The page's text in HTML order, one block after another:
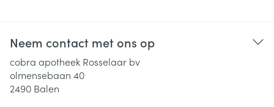
Neem contact met ons op
cobra apotheek Rosselaar bv
olmensebaan 40
2490 Balen